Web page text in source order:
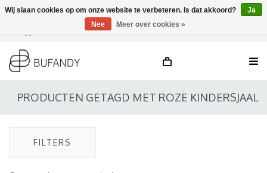
DE / EN
PRODUCTEN GETAGD MET ROZE KINDERSJAAL
FILTERS
Wij slaan cookies op om onze website te verbeteren. Is dat akkoord?
Ja
Nee
Meer over cookies »